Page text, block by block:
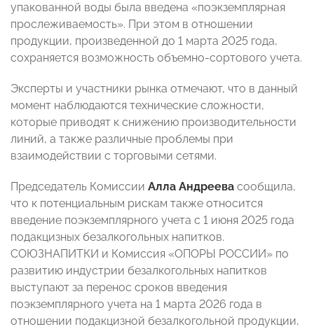
упакованной воды была введена «поэкземплярная
прослеживаемость». При этом в отношении
продукции, произведенной до 1 марта 2025 года,
сохраняется возможность объемно-сортового учета.
Эксперты и участники рынка отмечают, что в данный
момент наблюдаются технические сложности,
которые приводят к снижению производительности
линий, а также различные проблемы при
взаимодействии с торговыми сетями.
Председатель Комиссии Алла Андреева сообщила,
что к потенциальным рискам также относится
введение поэкземплярного учета с 1 июня 2025 года
подакцизных безалкогольных напитков.
СОЮЗНАПИТКИ и Комиссия «ОПОРЫ РОССИИ» по
развитию индустрии безалкогольных напитков
выступают за перенос сроков введения
поэкземплярного учета на 1 марта 2026 года в
отношении подакцизной безалкогольной продукции,